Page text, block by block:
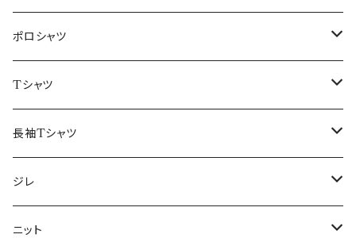
48/L
50/XL～
46/M
48/L
50/XL～
～44/S
46/M
48/L
50/XL～
ポロシャツ
～44/S
46/M
48/L
50/XL～
Tシャツ
～44/S
46/M
48/L
長袖Tシャツ
～44/S
46/M
ジレ
～44/S
ニット